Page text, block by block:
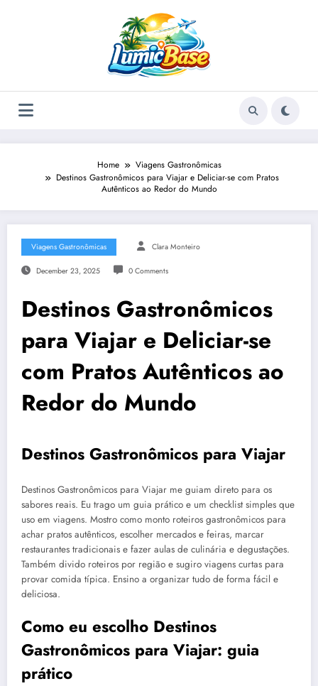
Home
Viagens Gastronômicas
Destinos Gastronômicos para Viajar e Deliciar-se com Pratos
Autênticos ao Redor do Mundo
Viagens Gastronômicas Clara Monteiro
December 23, 2025 0 Comments
Destinos Gastronômicos
para Viajar e Deliciar-se
com Pratos Autênticos ao
Redor do Mundo
Destinos Gastronômicos para Viajar
Destinos Gastronômicos para Viajar me guiam direto para os
sabores reais. Eu trago um guia prático e um checklist simples que
uso em viagens. Mostro como monto roteiros gastronômicos para
achar pratos autênticos, escolher mercados e feiras, marcar
restaurantes tradicionais e fazer aulas de culinária e degustações.
Também divido roteiros por região e sugiro viagens curtas para
provar comida típica. Ensino a organizar tudo de forma fácil e
deliciosa.
Como eu escolho Destinos
Gastronômicos para Viajar: guia
prático